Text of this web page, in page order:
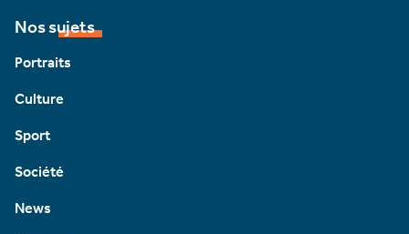
Nos sujets
Portraits
Culture
Sport
Société
News